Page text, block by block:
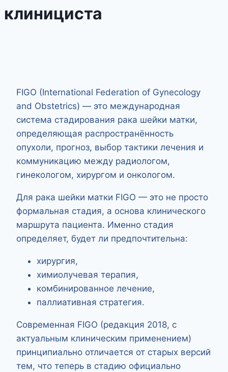
клинициста
FIGO (International Federation of Gynecology
and Obstetrics) — это международная
система стадирования рака шейки матки,
определяющая распространённость
опухоли, прогноз, выбор тактики лечения и
коммуникацию между радиологом,
гинекологом, хирургом и онкологом.
Для рака шейки матки FIGO — это не просто
формальная стадия, а основа клинического
маршрута пациента. Именно стадия
определяет, будет ли предпочтительна:
хирургия,
химиолучевая терапия,
комбинированное лечение,
паллиативная стратегия.
Современная FIGO (редакция 2018, с
актуальным клиническим применением)
принципиально отличается от старых версий
тем, что теперь в стадию официально